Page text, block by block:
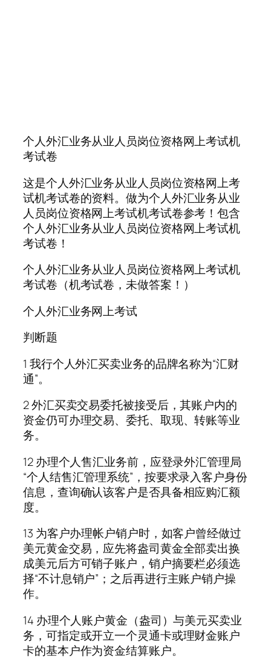
个人外汇业务从业人员岗位资格网上考试机
考试卷
这是个人外汇业务从业人员岗位资格网上考
试机考试卷的资料。做为个人外汇业务从业
人员岗位资格网上考试机考试卷参考！包含
个人外汇业务从业人员岗位资格网上考试机
考试卷！
个人外汇业务从业人员岗位资格网上考试机
考试卷（机考试卷，未做答案！）
个人外汇业务网上考试
判断题
1 我行个人外汇买卖业务的品牌名称为“汇财
通”。
2 外汇买卖交易委托被接受后，其账户内的
资金仍可办理交易、委托、取现、转账等业
务。
12 办理个人售汇业务前，应登录外汇管理局
“个人结售汇管理系统”，按要求录入客户身份
信息，查询确认该客户是否具备相应购汇额
度。
13 为客户办理帐户销户时，如客户曾经做过
美元黄金交易，应先将盎司黄金全部卖出换
成美元后方可销子账户，销户摘要栏必须选
择“不计息销户”；之后再进行主账户销户操
作。
14 办理个人账户黄金（盎司）与美元买卖业
务，可指定或开立一个灵通卡或理财金账户
卡的基本户作为资金结算账户。